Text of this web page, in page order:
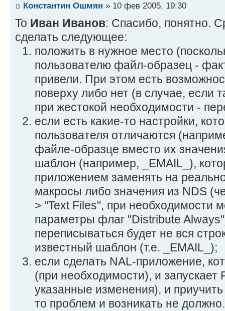
Константин Ошмян » 10 фев 2005, 19:30
To Иван Иванов: Спасибо, понятно.
сделать следующее:
положить в нужное место
пользователю файл-образец -
привели. При этом есть
поверху либо нет (в случае, если
при жестокой необходимости -
если есть какие-то настройки,
пользователя отличаются
файле-образце вместо их
шаблон (например, _EMAIL_),
приложением заменять на
макросы либо значения из NDS
> "Text Files", при необходимости
параметры флаг "Distribute
переписываться будет не вся
известный шаблон (т.е. _EMAIL_);
если сделать NAL-приложение,
(при необходимости), и запускает
указанные изменения), и
то проблем и возникать не должно.